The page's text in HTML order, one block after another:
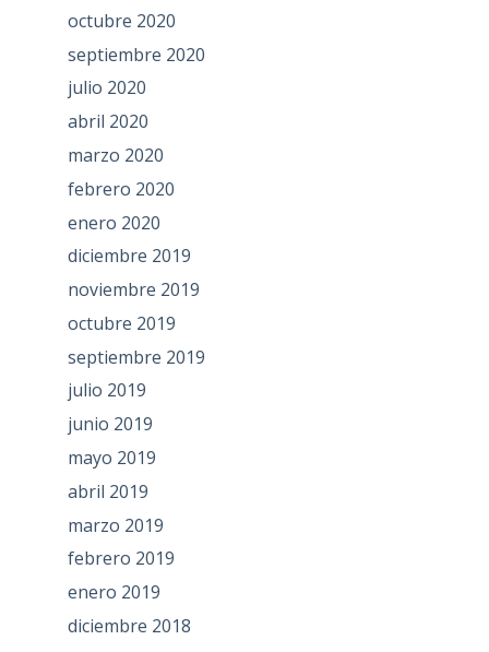
octubre 2020
septiembre 2020
julio 2020
abril 2020
marzo 2020
febrero 2020
enero 2020
diciembre 2019
noviembre 2019
octubre 2019
septiembre 2019
julio 2019
junio 2019
mayo 2019
abril 2019
marzo 2019
febrero 2019
enero 2019
diciembre 2018